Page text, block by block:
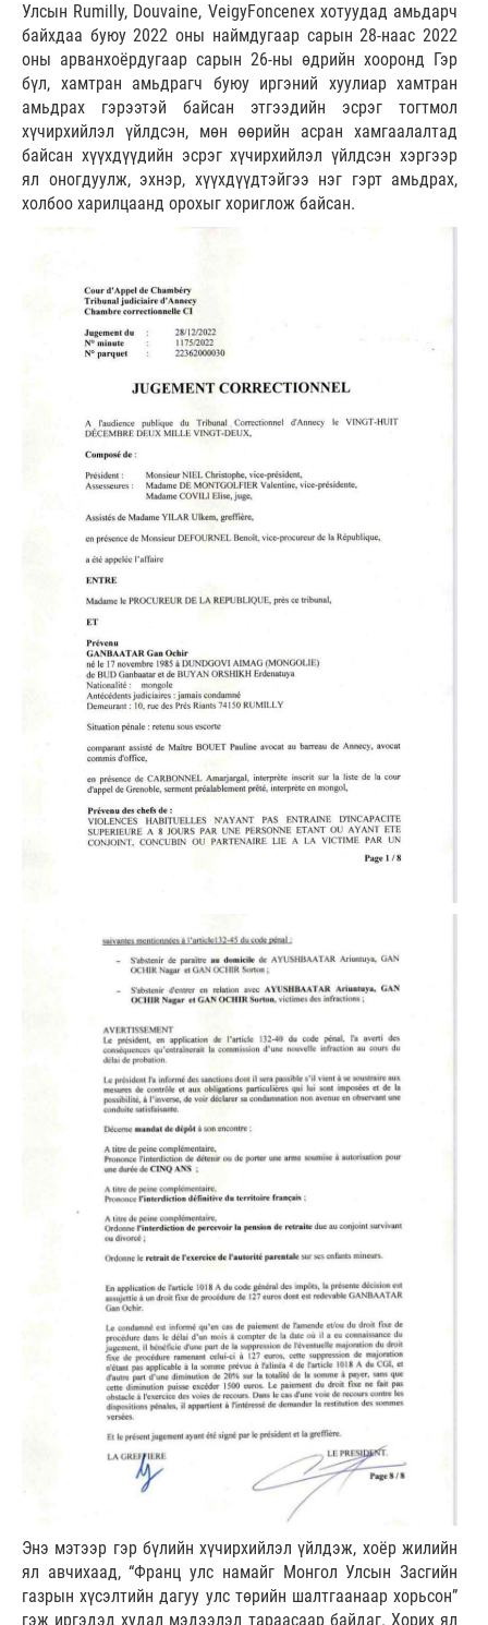
Улсын Rumilly, Douvaine, VeigyFoncenex хотуудад амьдарч
байхдаа буюу 2022 оны наймдугаар сарын 28-наас 2022
оны арванхоёрдугаар сарын 26-ны өдрийн хооронд Гэр
бүл, хамтран амьдрагч буюу иргэний хуулиар хамтран
амьдрах гэрээтэй байсан этгээдийн эсрэг тогтмол
хүчирхийлэл үйлдсэн, мөн өөрийн асран хамгаалалтад
байсан хүүхдүүдийн эсрэг хүчирхийлэл үйлдсэн хэргээр
ял оногдуулж, эхнэр, хүүхдүүдтэйгээ нэг гэрт амьдрах,
холбоо харилцаанд орохыг хориглож байсан.
Энэ мэтээр гэр бүлийн хүчирхийлэл үйлдэж, хоёр жилийн
ял авчихаад, “Франц улс намайг Монгол Улсын Засгийн
газрын хүсэлтийн дагуу улс төрийн шалтгаанаар хорьсон”
гэж иргэдэд худал мэдээлэл тараасаар байдаг. Хорих ял